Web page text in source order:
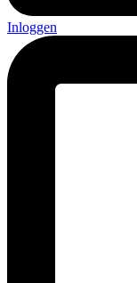
Inloggen